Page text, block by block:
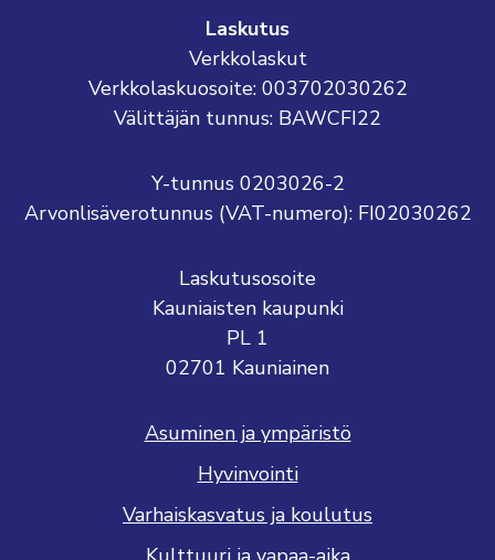
Laskutus
Verkkolaskut
Verkkolaskuosoite: 003702030262
Välittäjän tunnus: BAWCFI22
Y-tunnus 0203026-2
Arvonlisäverotunnus (VAT-numero): FI02030262
Laskutusosoite
Kauniaisten kaupunki
PL 1
02701 Kauniainen
Asuminen ja ympäristö
Hyvinvointi
Varhaiskasvatus ja koulutus